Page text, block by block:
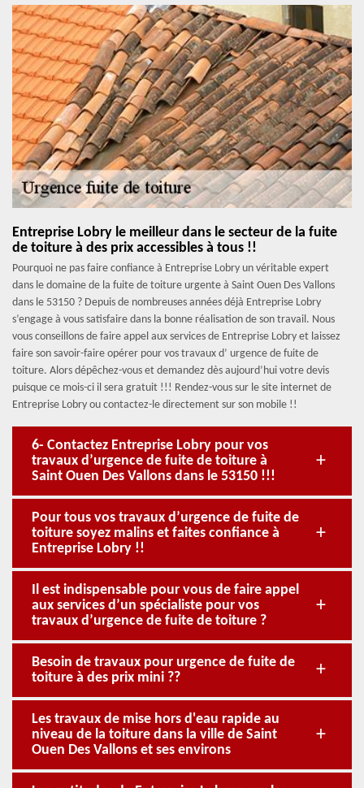
Entreprise Lobry le meilleur dans le secteur de la fuite
de toiture à des prix accessibles à tous !!
Pourquoi ne pas faire confiance à Entreprise Lobry un véritable expert
dans le domaine de la fuite de toiture urgente à Saint Ouen Des Vallons
dans le 53150 ? Depuis de nombreuses années déjà Entreprise Lobry
s’engage à vous satisfaire dans la bonne réalisation de son travail. Nous
vous conseillons de faire appel aux services de Entreprise Lobry et laissez
faire son savoir-faire opérer pour vos travaux d’ urgence de fuite de
toiture. Alors dépêchez-vous et demandez dès aujourd’hui votre devis
puisque ce mois-ci il sera gratuit !!! Rendez-vous sur le site internet de
Entreprise Lobry ou contactez-le directement sur son mobile !!
6- Contactez Entreprise Lobry pour vos
travaux d’urgence de fuite de toiture à
Saint Ouen Des Vallons dans le 53150 !!!
Pour tous vos travaux d’urgence de fuite de
toiture soyez malins et faites confiance à
Entreprise Lobry !!
Il est indispensable pour vous de faire appel
aux services d’un spécialiste pour vos
travaux d’urgence de fuite de toiture ?
Besoin de travaux pour urgence de fuite de
toiture à des prix mini ??
Les travaux de mise hors d'eau rapide au
niveau de la toiture dans la ville de Saint
Ouen Des Vallons et ses environs